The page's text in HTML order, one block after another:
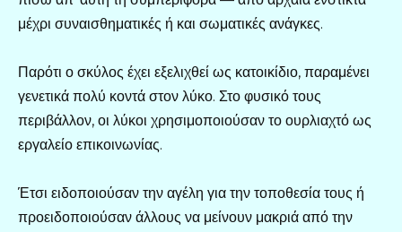
μέχρι συναισθηματικές ή και σωματικές ανάγκες.
Παρότι ο σκύλος έχει εξελιχθεί ως κατοικίδιο, παραμένει
γενετικά πολύ κοντά στον λύκο. Στο φυσικό τους
περιβάλλον, οι λύκοι χρησιμοποιούσαν το ουρλιαχτό ως
εργαλείο επικοινωνίας.
Έτσι ειδοποιούσαν την αγέλη για την τοποθεσία τους ή
προειδοποιούσαν άλλους να μείνουν μακριά από την